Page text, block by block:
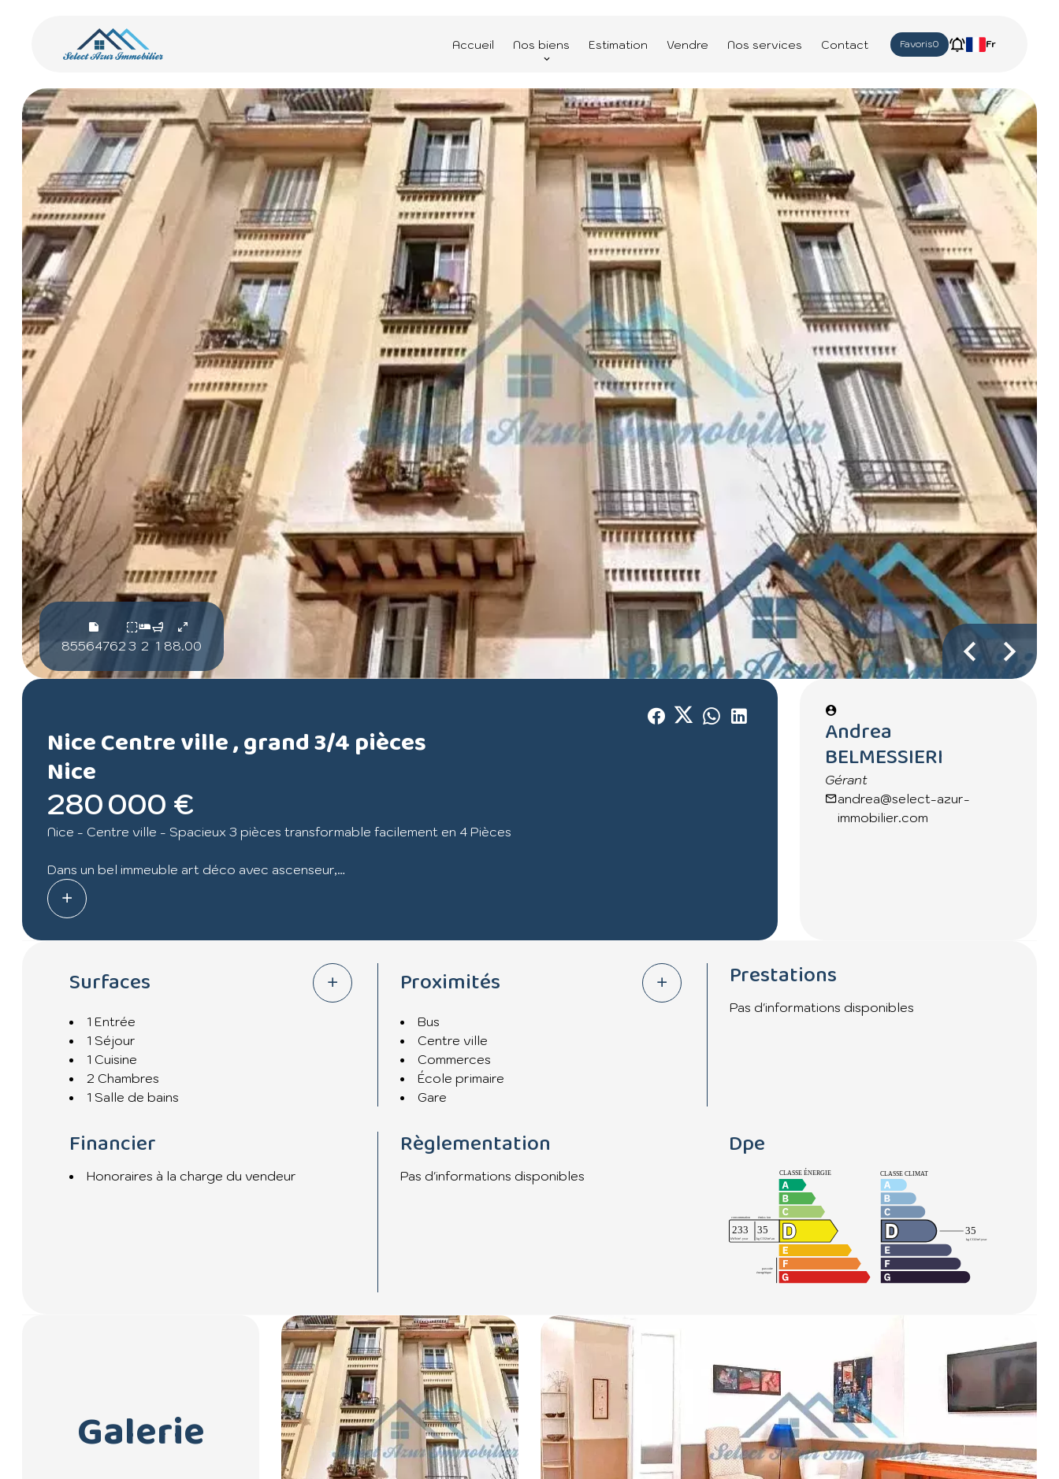
Accueil Nos biens Estimation Vendre Nos services Contact Favoris0 Fr
85564762 3 2 1 88.00
Nice Centre ville , grand 3/4 pièces
Nice
280 000 €
Nice - Centre ville - Spacieux 3 pièces transformable facilement en 4 Pièces
Dans un bel immeuble art déco avec ascenseur,
Appartement de 3/4 pièces d'environ 88m2 en avant dernier étage.
Une cuisine indépendante pouvant être ouverte sur le salon.
une salle de bains et douche, Toilettes indépendants.
Cet appartement est équipé de double vitrage et d'une climatisation réversible.
Une cave complète ce bien.
Proche des transports en commun et de toutes commodités.
Honoraires : 3% TTC à la charge du vendeur inclus
Bien soumis au statut de copropriété.
La copropriété inclut 22 lots pour un montant annuel de la quote-part du budget prévisionnel des dépenses
Andrea
BELMESSIERI
Gérant
andrea@select-azur-
immobilier.com
Surfaces
1 Entrée
1 Séjour
1 Cuisine
2 Chambres
1 Salle de bains
Proximités
Bus
Centre ville
Commerces
École primaire
Gare
Prestations
Pas d'informations disponibles
Financier
Honoraires à la charge du vendeur
Règlementation
Pas d'informations disponibles
Dpe
Galerie